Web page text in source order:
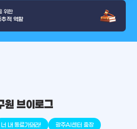
안
place
오송
place
대덕
place
원주
위한
적 역할
원 브이로그
너 내 동료가돼라! 광주AI센터 출장